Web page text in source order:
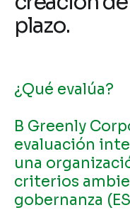
plazo.
¿Qué evalúa?
B Greenly
evaluación
una
criterios
gobernanza